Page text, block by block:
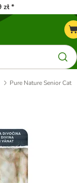
*
Pure Nature Senior Cat